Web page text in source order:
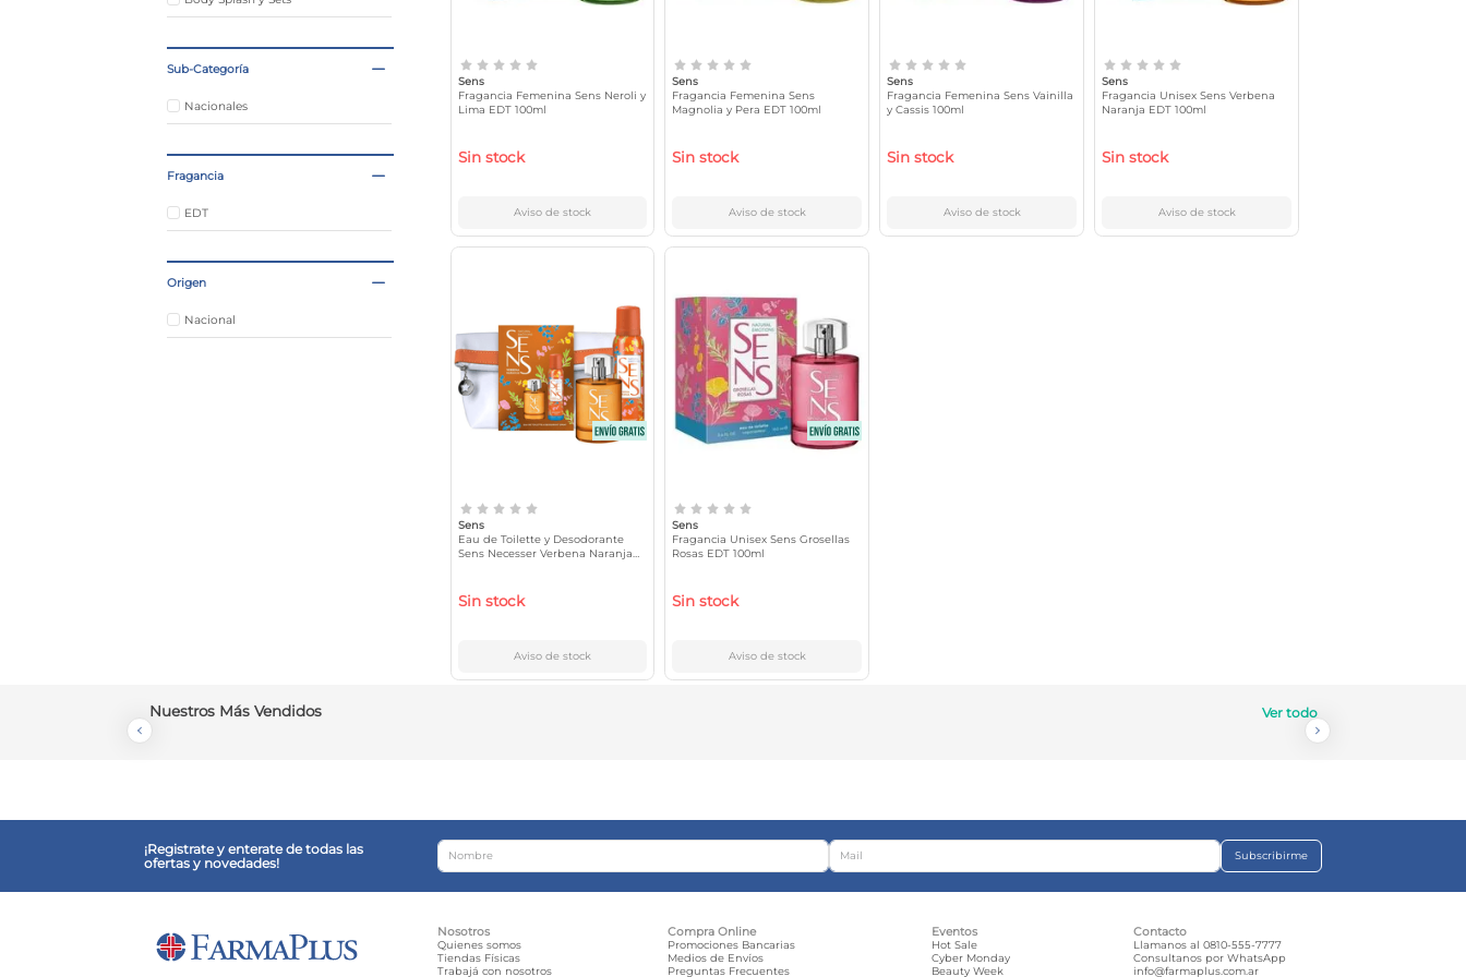
Sub-Categoría
Nacionales
Fragancia
EDT
Origen
Nacional
Sens
Fragancia Femenina Sens Neroli y
Lima EDT 100ml
Sin stock
Aviso de stock
Sens
Fragancia Femenina Sens
Magnolia y Pera EDT 100ml
Sin stock
Aviso de stock
Sens
Fragancia Femenina Sens Vainilla
y Cassis 100ml
Sin stock
Aviso de stock
Sens
Fragancia Unisex Sens Verbena
Naranja EDT 100ml
Sin stock
Aviso de stock
Sens
Eau de Toilette y Desodorante
Sens Necesser Verbena Naranja
Sin stock
Aviso de stock
Sens
Fragancia Unisex Sens Grosellas
Rosas EDT 100ml
Sin stock
Aviso de stock
Nuestros Más Vendidos Ver todo
¡Registrate y enterate de todas las
ofertas y novedades!
Subscribirme
Nosotros
Quienes somos
Tiendas Físicas
Trabajá con nosotros
Compra Online
Promociones Bancarias
Medios de Envíos
Preguntas Frecuentes
Eventos
Hot Sale
Cyber Monday
Beauty Week
Contacto
Llamanos al 0810-555-7777
Consultanos por WhatsApp
info@farmaplus.com.ar